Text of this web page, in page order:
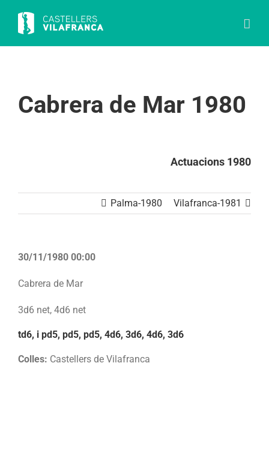
content
Cabrera de Mar 1980
Actuacions 1980
Palma-1980 Vilafranca-1981
30/11/1980 00:00
Cabrera de Mar
3d6 net, 4d6 net
td6, i pd5, pd5, pd5, 4d6, 3d6, 4d6, 3d6
Colles: Castellers de Vilafranca